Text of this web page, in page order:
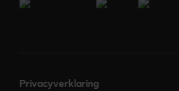
Privacyverklaring